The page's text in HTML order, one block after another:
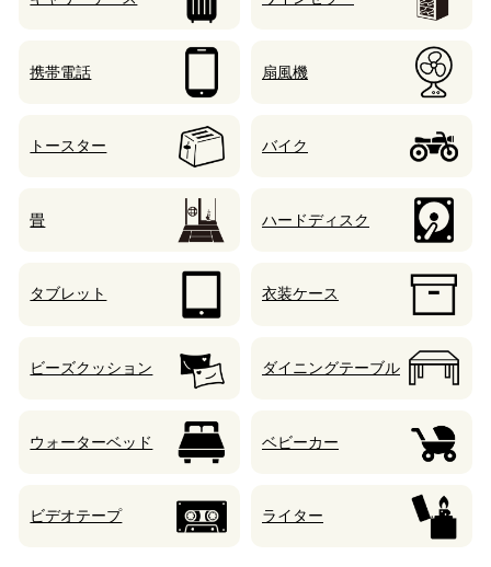
携帯電話 扇風機
トースター バイク
畳 ハードディスク
タブレット 衣装ケース
ビーズクッション ダイニングテーブル
ウォーターベッド ベビーカー
ビデオテープ ライター